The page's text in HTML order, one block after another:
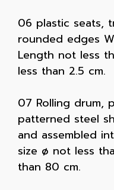
06 plastic seats,
rounded edges
Length not less
less than 2.5 cm.
07 Rolling drum,
patterned steel
and assembled
size ø not less
than 80 cm.